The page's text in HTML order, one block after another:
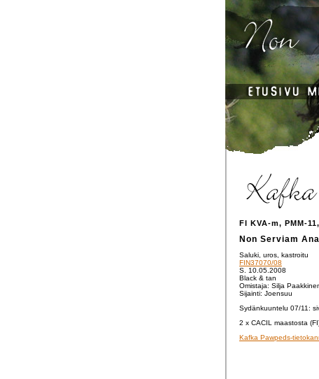
FI KVA-m, PMM-
Non Serviam
Saluki, uros, kastroitu
FIN37070/08
S. 10.05.2008
Black & tan
Omistaja: Silja
Sijainti: Joensuu
Sydänkuuntelu 07/11:
2 x CACIL maastosta
Kafka Pawpeds-